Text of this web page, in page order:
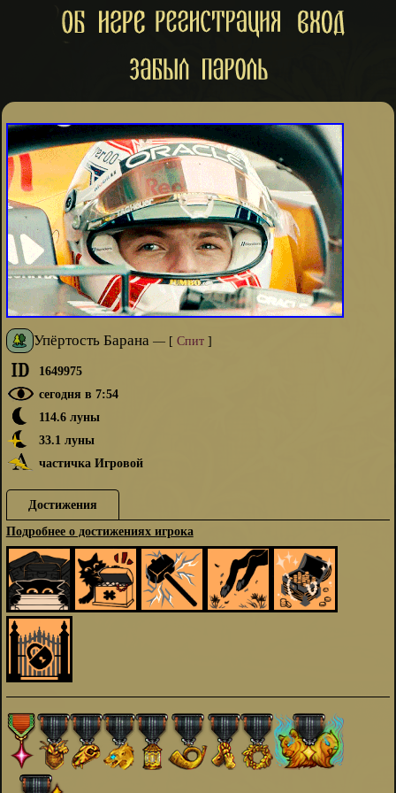
Упёртость Барана — [ Спит]
1649975
сегодня в 7:54
114.6 луны
33.1 луны
частичка Игровой
Достижения
Подробнее о достижениях игрока